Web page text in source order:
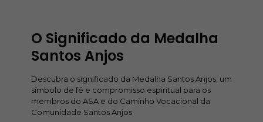
O Significado da Medalha
Santos Anjos
Descubra o significado da Medalha Santos Anjos, um
símbolo de fé e compromisso espiritual para os
membros do ASA e do Caminho Vocacional da
Comunidade Santos Anjos.